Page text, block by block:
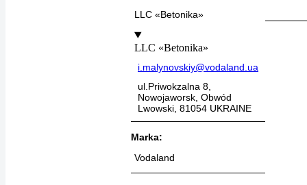
LLC «Betonika»
LLC «Betonika»
i.malynovskiy@vodaland.ua
ul.Priwokzalna 8,
Nowojaworsk, Obwód
Lwowski, 81054 UKRAINE
Marka:
Vodaland